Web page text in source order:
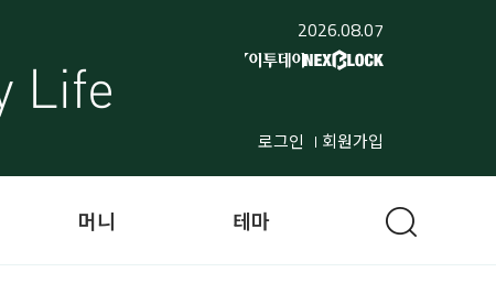
2026.08.07
로그인 회원가입
머니 테마